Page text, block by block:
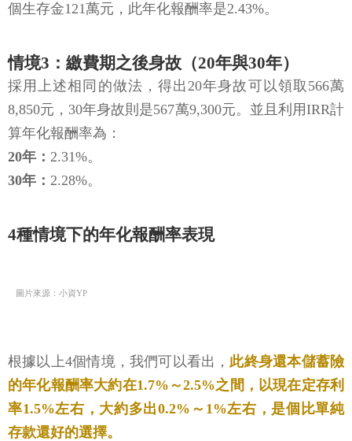
個生存金121萬元，此年化報酬率是2.43%。
情境3：繳費期之後身故（20年與30年）
採用上述相同的做法，得出20年身故可以領取566萬
8,850元，30年身故則是567萬9,300元。並且利用IRR計
算年化報酬率為：
20年： 2.31%。
30年： 2.28%。
4種情境下的年化報酬率表現
圖片來源：小資YP
根據以上4個情境，我們可以看出，此終身還本儲蓄險
的年化報酬率大約在1.7%～2.5%之間，以現在定存利
率1.5%左右，大約多出0.2%～1%左右，是個比單純
存款還好的選擇。